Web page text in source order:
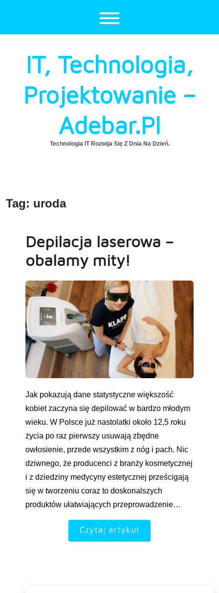
IT, Technologia,
Projektowanie –
Adebar.pl
Technologia IT Rozwija Się Z Dnia Na Dzień.
Tag: uroda
Depilacja laserowa –
obalamy mity!
Jak pokazują dane statystyczne większość
kobiet zaczyna się depilować w bardzo młodym
wieku. W Polsce już nastolatki około 12,5 roku
życia po raz pierwszy usuwają zbędne
owłosienie, przede wszystkim z nóg i pach. Nic
dziwnego, że producenci z branży kosmetycznej
i z dziedziny medycyny estetycznej prześcigają
się w tworzeniu coraz to doskonalszych
produktów ułatwiających przeprowadzenie…
Czytaj artykuł